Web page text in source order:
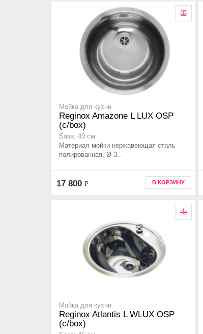
Мойка для кухни
Reginox Amazone L LUX OSP
(c/box)
База: 40 см
Материал мойки нержавеющая сталь
полированная, Ø 3..
17 800 ₽ В КОРЗИНУ
Мойка для кухни
Reginox Atlantis L WLUX OSP
(c/box)